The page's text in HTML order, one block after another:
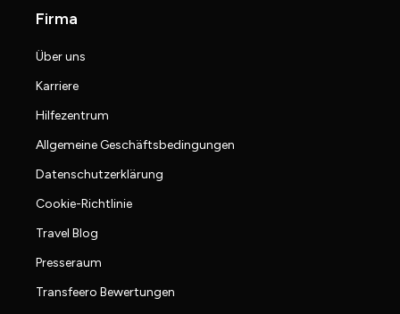
Firma
Über uns
Karriere
Hilfezentrum
Allgemeine Geschäftsbedingungen
Datenschutzerklärung
Cookie-Richtlinie
Travel Blog
Presseraum
Transfeero Bewertungen